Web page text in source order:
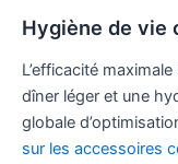
Hygiène de vie
L’efficacité
dîner léger et une
globale
sur les accessoires